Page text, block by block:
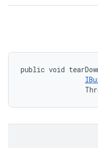
public void